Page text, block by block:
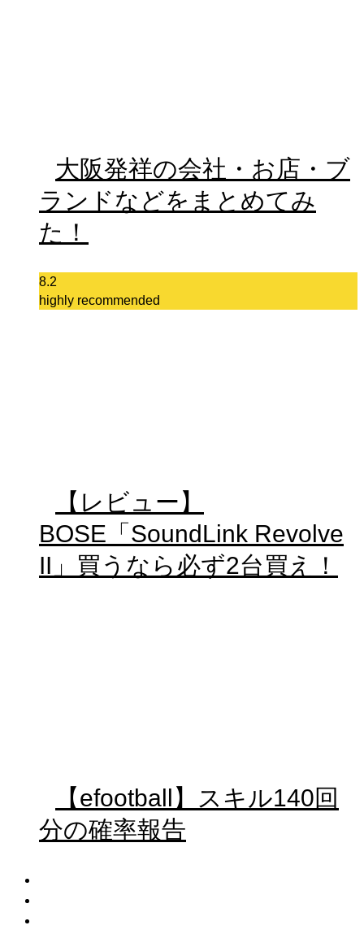
大阪発祥の会社・お店・ブ
ランドなどをまとめてみ
た！
8.2
highly recommended
【レビュー】
BOSE「SoundLink Revolve
II」買うなら必ず2台買え！
【efootball】スキル140回
分の確率報告